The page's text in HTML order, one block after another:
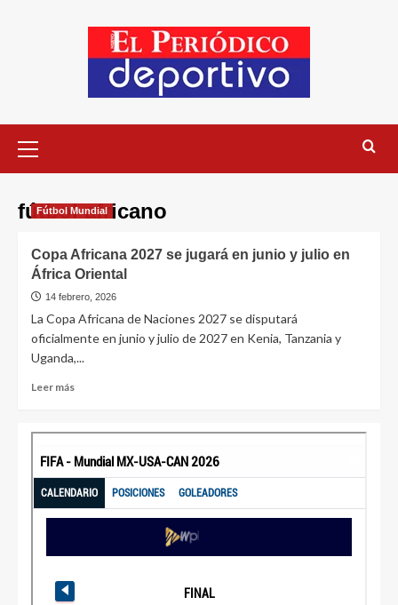
fútbol africano
Fútbol Mundial
Copa Africana 2027 se jugará en junio y julio en
África Oriental
14 febrero, 2026
La Copa Africana de Naciones 2027 se disputará
oficialmente en junio y julio de 2027 en Kenia, Tanzania y
Uganda,...
Leer más